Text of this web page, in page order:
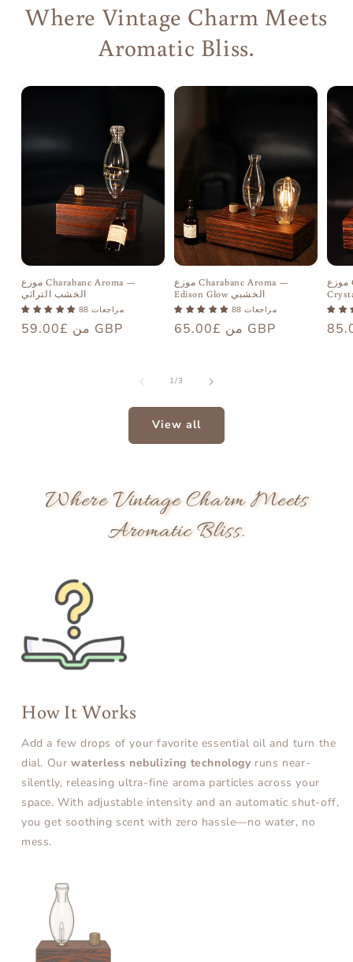
Where Vintage Charm Meets
Aromatic Bliss.
موزع Charabanc Aroma —
الخشب التراثي
88 مراجعات
السعر
من £59.00 GBP
موزع Charabanc Aroma —
Edison Glow الخشبي
88 مراجعات
السعر
من £65.00 GBP
موزع Charabanc Aroma —
1/من
3
View all
Where Vintage Charm Meets
Aromatic Bliss.
How It Works
Add a few drops of your favorite essential oil and turn the
dial. Our waterless nebulizing technologyruns near-
silently, releasing ultra-fine aroma particles across your
space. With adjustable intensity and an automatic shut-off,
you get soothing scent with zero hassle—no water, no
mess.